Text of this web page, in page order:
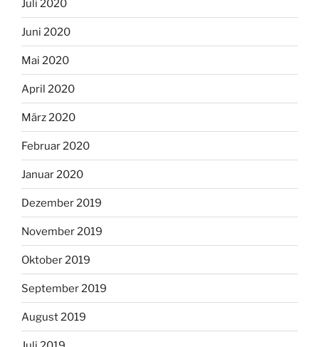
Juli 2020
Juni 2020
Mai 2020
April 2020
März 2020
Februar 2020
Januar 2020
Dezember 2019
November 2019
Oktober 2019
September 2019
August 2019